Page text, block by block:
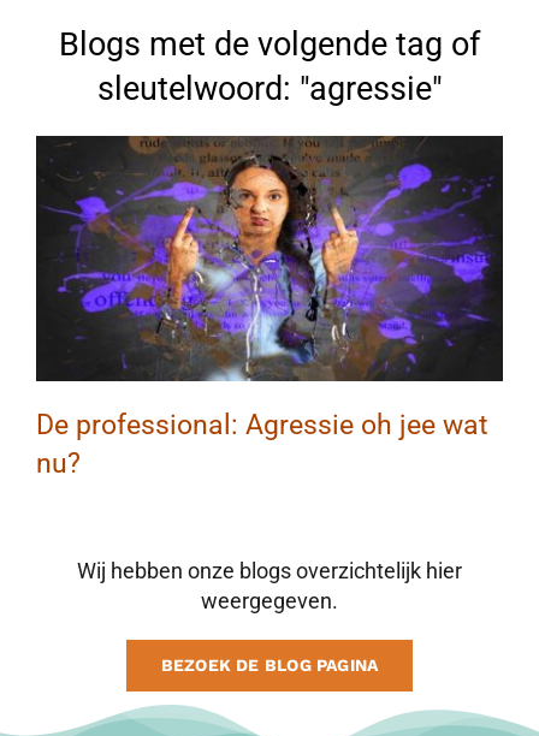
CONTACT
MAAK AFSPRAAK
Blogs met de volgende tag of
sleutelwoord: "agressie"
De professional: Agressie oh jee wat
nu?
Wij hebben onze blogs overzichtelijk hier
weergegeven.
BEZOEK DE BLOG PAGINA